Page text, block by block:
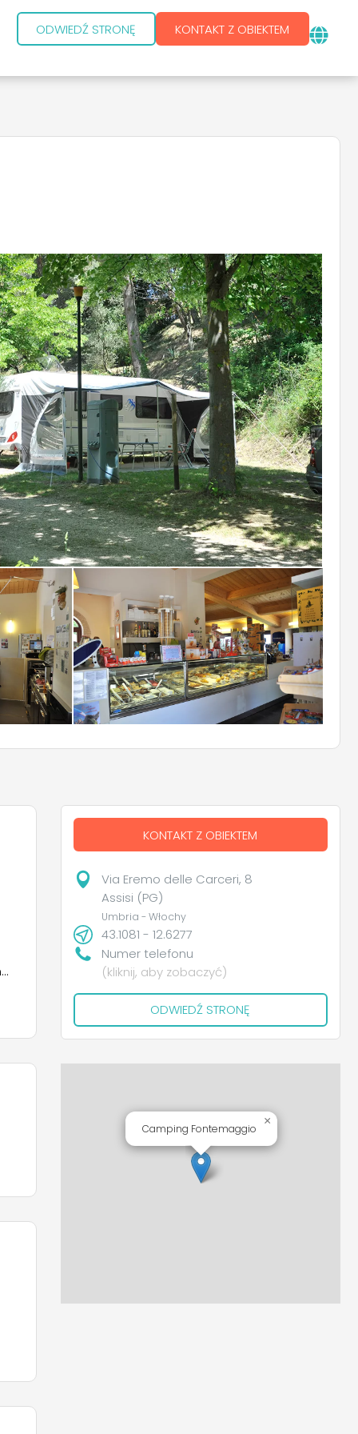
ODWIEDŹ STRONĘ KONTAKT Z OBIEKTEM
KONTAKT Z OBIEKTEM
Via Eremo delle Carceri, 8
Assisi (PG)
Umbria - Włochy
43.1081 - 12.6277
Numer telefonu
(kliknij, aby zobaczyć)
ODWIEDŹ STRONĘ
Camping Fontemaggio
×